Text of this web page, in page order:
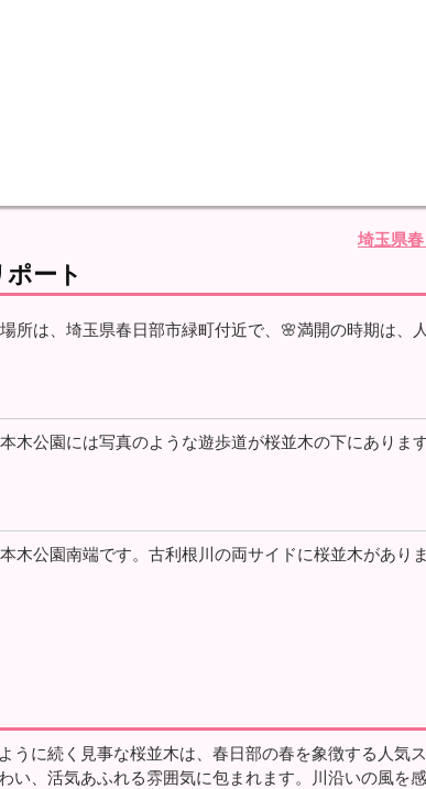
埼玉県
ート
所は、埼玉県春日部市緑町付近で、🌸満開の時期は、
木公園には写真のような遊歩道が桜並木の下にありま
木公園南端です。古利根川の両サイドに桜並木があり
うに続く見事な桜並木は、春日部の春を象徴する人気
い、活気あふれる雰囲気に包まれます。川沿いの風を